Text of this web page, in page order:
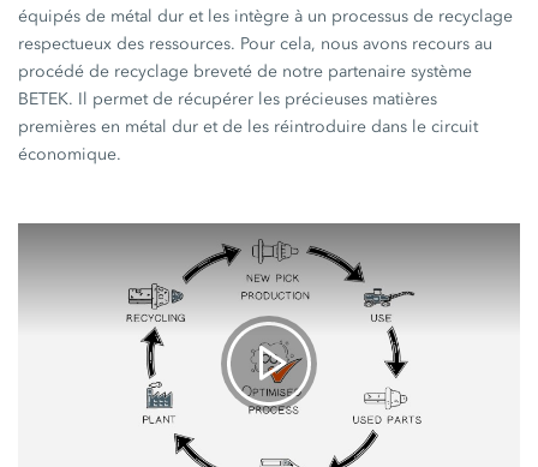
équipés de métal dur et les intègre à un processus de recyclage
respectueux des ressources. Pour cela, nous avons recours au
procédé de recyclage breveté de notre partenaire système
BETEK. Il permet de récupérer les précieuses matières
premières en métal dur et de les réintroduire dans le circuit
économique.